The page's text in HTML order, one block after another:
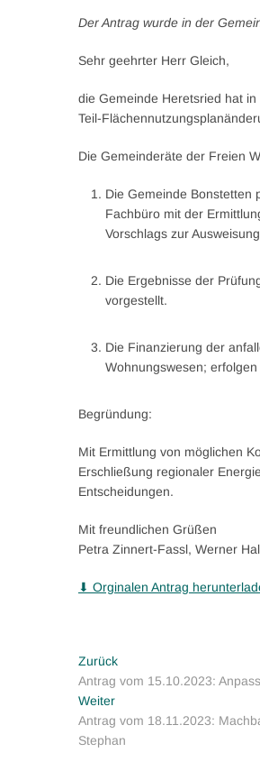
Der Antrag wurde in der
Sehr geehrter Herr Gleich,
die Gemeinde Heretsried hat
Teil-
Die Gemeinderäte der Freien
Die Gemeinde Bonstetten
Fachbüro mit der
Vorschlags zur
Die Ergebnisse der
vorgestellt.
Die Finanzierung der
Wohnungswesen;
Begründung:
Mit Ermittlung von möglichen
Erschließung regionaler
Entscheidungen.
Mit freundlichen Grüßen
Petra Zinnert-Fassl, Werner
⬇ Orginalen Antrag
Beitragsnavigation
ZurückVorheriger
Beitrag:
Antrag vom 15.10.2023:
WeiterNächster
Beitrag:
Antrag vom 18.11.2023:
Stephan